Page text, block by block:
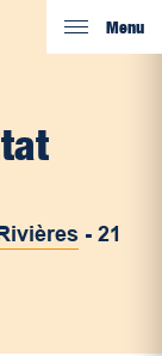
Menu
-21